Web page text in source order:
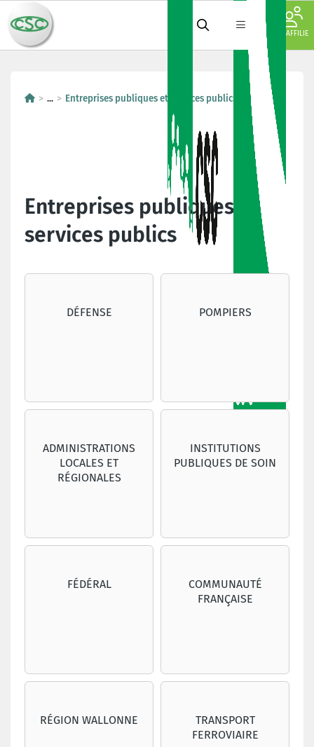
JE M'AFFILIE
... Entreprises publiques et services publics Secteurs
Entreprises publiques et
services publics
DÉFENSE POMPIERS
ADMINISTRATIONS
LOCALES ET
RÉGIONALES
INSTITUTIONS
PUBLIQUES DE SOIN
FÉDÉRAL
COMMUNAUTÉ
FRANÇAISE
RÉGION WALLONNE
TRANSPORT
FERROVIAIRE